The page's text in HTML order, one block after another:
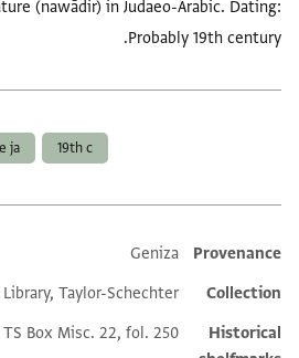
(nawādir) in Judaeo-Arabic. Dating:
Probably 19th century.
19th c
ja
Additional metadata
Provenance
Geniza
Collection
Taylor-Schechter
Historical
Box Misc. 22, fol. 250